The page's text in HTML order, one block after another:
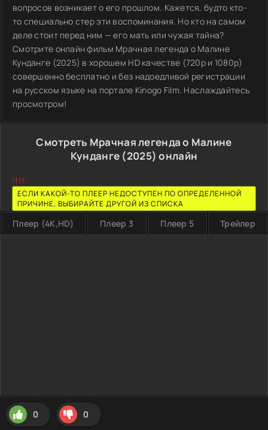
вопросов возникает о его прошлом. Кажется, будто кто-
то специально стер эти воспоминания. Но кто на самом
деле стоит перед ним — его мать или чужая тайна?
Смотрите онлайн фильм Мрачная легенда о Малине
Кунданге (2025) в хорошем HD качестве (720p и 1080p)
совершенно бесплатно и без надоедливой регистрации
на русском языке на портале Kinogo Film. Наслаждайтесь
просмотром!
Смотреть Мрачная легенда о Малине
Кунданге (2025) онлайн
!!!!:
ЕСЛИ КАКОЙ-ТО ПЛЕЕР НЕДОСТУПЕН ПО ОПРЕДЕЛЕННОЙ
ПРИЧИНЕ, ВЫБИРАЙТЕ ДРУГОЙ ИЗ СПИСКА
Плеер (4K,HD) Плеер 3 Плеер 5 Трейлер
0 0